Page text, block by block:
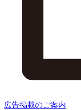
広告掲載のご案内